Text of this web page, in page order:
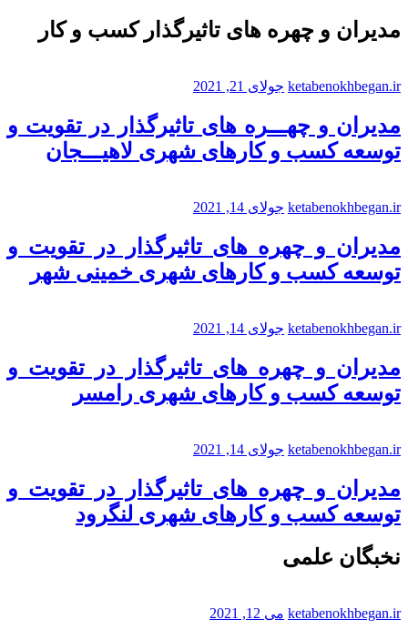
مدیران و چهره های تاثیرگذار کسب و کار
ketabenokhbegan.ir جولای 21, 2021
مدیران و چهـــره های تاثیرگذار در تقویت و
توسعه کسب و کارهای شهری لاهیـــجان
ketabenokhbegan.ir جولای 14, 2021
مدیران و چهره های تاثیرگذار در تقویت و
توسعه کسب و کارهای شهری خمینی شهر
ketabenokhbegan.ir جولای 14, 2021
مدیران و چهره های تاثیرگذار در تقویت و
توسعه کسب و کارهای شهری رامسر
ketabenokhbegan.ir جولای 14, 2021
مدیران و چهره های تاثیرگذار در تقویت و
توسعه کسب و کارهای شهری لنگرود
نخبگان علمی
ketabenokhbegan.ir می 12, 2021